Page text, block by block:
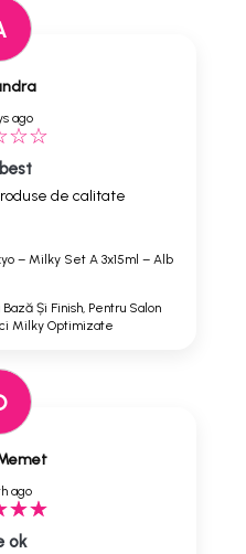
ago
de calitate
– Milky Set A 3x15ml – Alb
Și Finish, Pentru Salon
Milky Optimizate
ago
ok